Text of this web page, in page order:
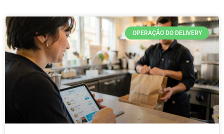
OPERAÇÃO DO DELIVERY